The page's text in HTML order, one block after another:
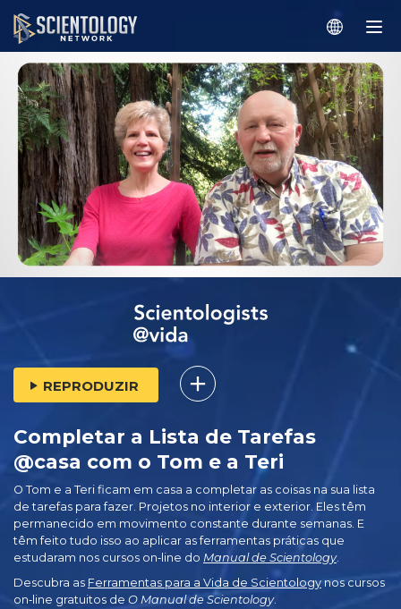
REPRODUZIR
Completar a Lista de Tarefas
@casa com o Tom e a Teri
O Tom e a Teri ficam em casa a completar as coisas na sua lista
de tarefas para fazer. Projetos no interior e exterior. Eles têm
permanecido em movimento constante durante semanas. E
têm feito tudo isso ao aplicar as ferramentas práticas que
estudaram nos cursos on‑line do Manual de Scientology.
Descubra as Ferramentas para a Vida de Scientology nos cursos
on‑line gratuitos de O Manual de Scientology.